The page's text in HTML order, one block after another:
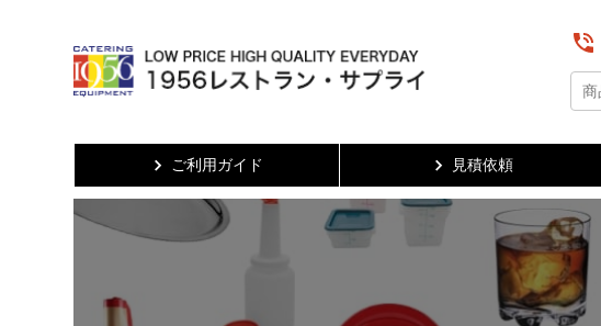
ご利用ガイド 見積依頼